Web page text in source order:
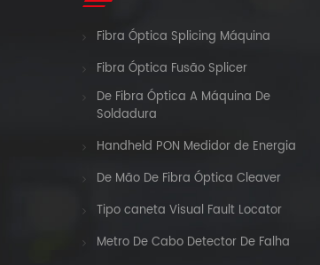
Fibra Óptica Splicing Máquina
Fibra Óptica Fusão Splicer
De Fibra Óptica A Máquina De
Soldadura
Handheld PON Medidor de Energia
De Mão De Fibra Óptica Cleaver
Tipo caneta Visual Fault Locator
Metro De Cabo Detector De Falha